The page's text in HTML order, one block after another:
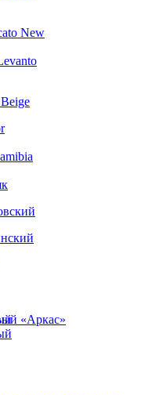
New
«Аркас»